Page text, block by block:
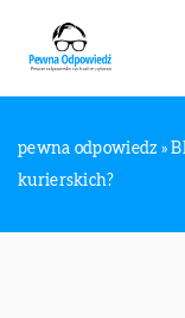
pewna odpowiedz »
kurierskich?